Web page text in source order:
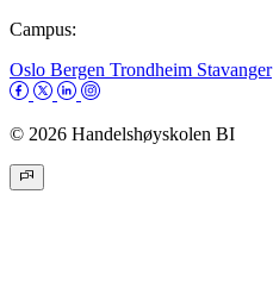
Campus:
Oslo Bergen Trondheim Stavanger
© 2026 Handelshøyskolen BI